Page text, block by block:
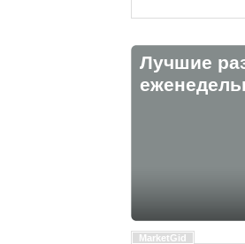
Лучшие
MarketGid